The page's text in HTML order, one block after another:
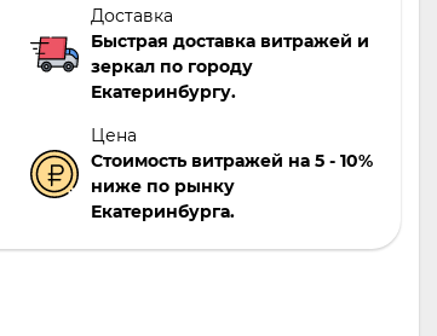
Доставка
Быстрая доставка витражей и
зеркал по городу
Екатеринбургу.
Цена
Стоимость витражей на 5 - 10%
ниже по рынку
Екатеринбурга.